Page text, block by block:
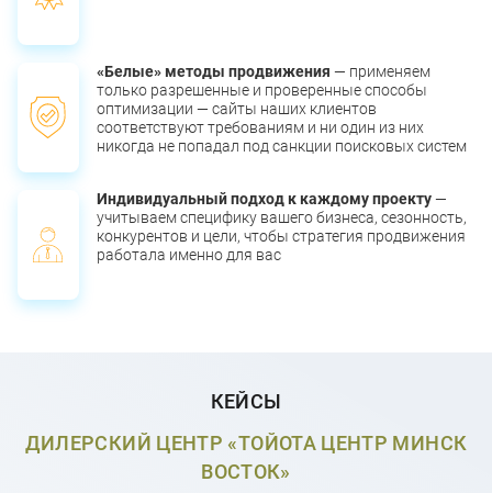
«Белые» методы продвижения — применяем
только разрешенные и проверенные способы
оптимизации — сайты наших клиентов
соответствуют требованиям и ни один из них
никогда не попадал под санкции поисковых систем
Индивидуальный подход к каждому проекту—
учитываем специфику вашего бизнеса, сезонность,
конкурентов и цели, чтобы стратегия продвижения
работала именно для вас
КЕЙСЫ
ДИЛЕРСКИЙ ЦЕНТР «ТОЙОТА ЦЕНТР МИНСК
ВОСТОК»